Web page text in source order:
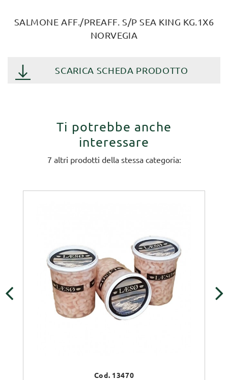
SALMONE AFF./PREAFF. S/P SEA KING KG.1X6
NORVEGIA
SCARICA SCHEDA PRODOTTO
Ti potrebbe anche
interessare
7 altri prodotti della stessa categoria:
Cod. 13470